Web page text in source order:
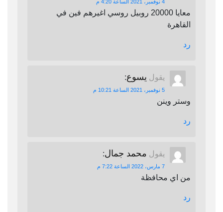
4 نوفمبر، 2021 الساعة 4:20 م
معايا 20000 روبيل روسي اغيرهم فين في
القاهرة
رد
يقول يسوع:
5 نوفمبر، 2021 الساعة 10:21 م
وستر وينن
رد
يقول محمد جمال:
7 مارس، 2022 الساعة 7:22 م
من اي محافظة
رد